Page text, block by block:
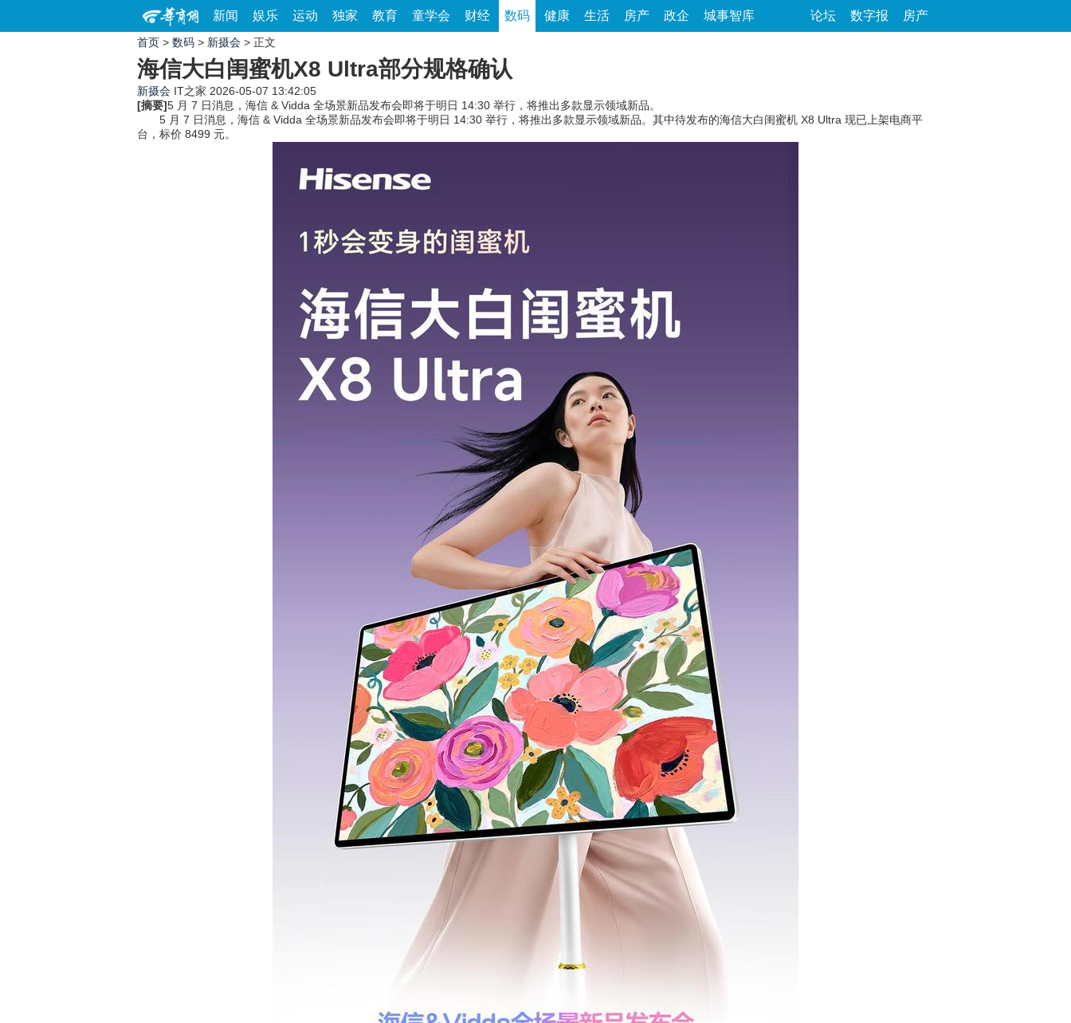
新闻 娱乐 运动 独家 教育 童学会 财经 数码 健康 生活 房产 政企 城事智库 论坛 数字报 房产
首页 > 数码 > 新摄会 > 正文
海信大白闺蜜机X8 Ultra部分规格确认
新摄会 IT之家 2026-05-07 13:42:05
[摘要]5 月 7 日消息，海信 & Vidda 全场景新品发布会即将于明日 14:30 举行，将推出多款显示领域新品。
5 月 7 日消息，海信 & Vidda 全场景新品发布会即将于明日 14:30 举行，将推出多款显示领域新品。其中待发布的海信大白闺蜜机 X8 Ultra 现已上架电商平
台，标价 8499 元。